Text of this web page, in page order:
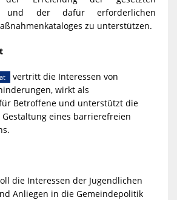
und der dafür erforderlichen
zu unterstützen.
vertritt die Interessen von
wirkt als
Betroffene und unterstützt die
eines barrierefreien
die Interessen der Jugendlichen
Anliegen in die Gemeindepolitik